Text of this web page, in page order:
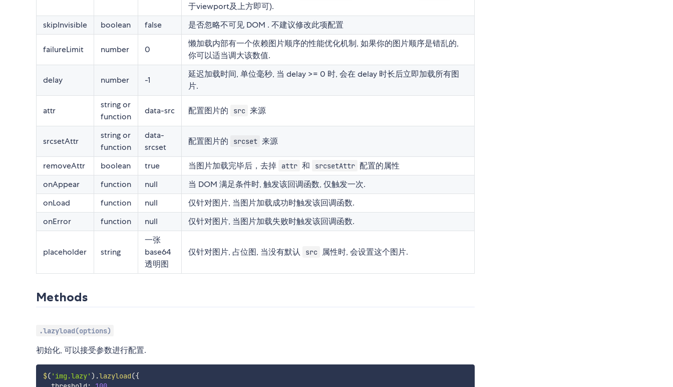
于viewport及上方即可).
skipInvisible
boolean false 是否忽略不可见 DOM . 不建议修改此项配置
failureLimit number 0
懒加载内部有一个依赖图片顺序的性能优化机制, 如果你的图片顺序是错乱的,
你可以适当调大该数值.
delay number -1
延迟加载时间, 单位毫秒, 当 delay >= 0 时, 会在 delay 时长后立即加载所有图
片.
attr
string or
function
data-src 配置图片的 src 来源
srcsetAttr
string or
function
data-
srcset
配置图片的 srcset 来源
removeAttr boolean true 当图片加载完毕后，去掉 attr 和 srcsetAttr 配置的属性
onAppear
function null
当 DOM 满足条件时, 触发该回调函数, 仅触发一次.
onLoad
function null
仅针对图片, 当图片加载成功时触发该回调函数.
onError
function null 仅针对图片, 当图片加载失败时触发该回调函数.
placeholder string
一张
base64
透明图
仅针对图片, 占位图, 当没有默认 src 属性时, 会设置这个图片.
Methods
.lazyload(options)
初始化, 可以接受参数进行配置.
$( 'img.lazy' ) .lazyload({